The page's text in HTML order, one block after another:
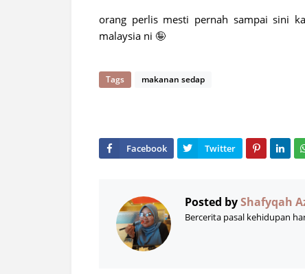
orang perlis mesti pernah sampai sini
malaysia ni 🤪
Tags makanan sedap
Posted byShafyqah
Bercerita pasal kehidupan